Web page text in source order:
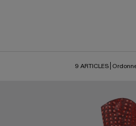
9 ARTICLES